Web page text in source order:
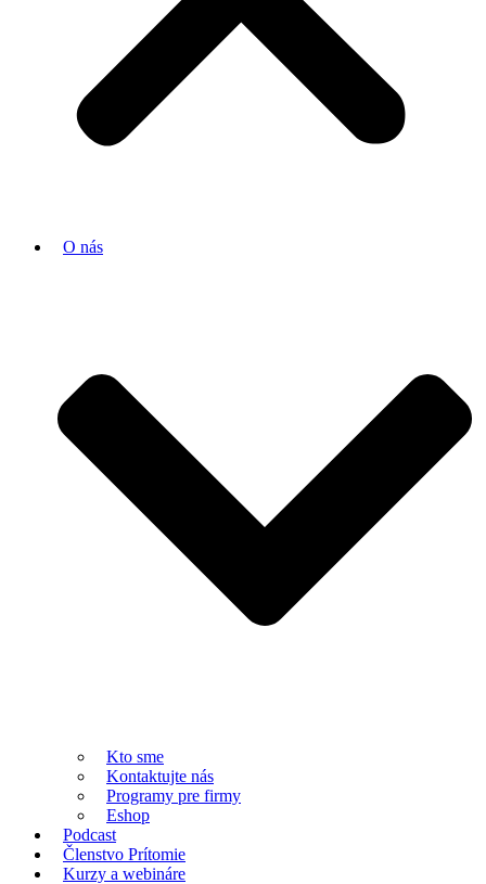
O nás
Kto sme
Kontaktujte nás
Programy pre firmy
Eshop
Podcast
Členstvo Prítomie
Kurzy a webináre